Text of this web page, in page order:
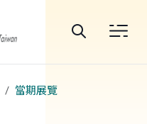
當期展覽